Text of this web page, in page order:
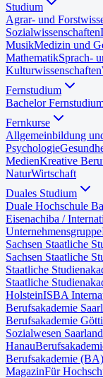
Studium
Agrar- und
Sozialwissenschaften
MusikMedizin und
MathematikSprach-
Kulturwissenschaften
Fernstudium
Bachelor
Fernkurse
Allgemeinbildung
Psychologie
MedienKreative
NaturWirtschaft
Duales Studium
Duale Hochschule
Eisenachiba /
Unternehmensgruppe
Sachsen Staatliche
Sachsen Staatliche
Staatliche
Staatliche
HolsteinISBA
Berufsakademie
Berufsakademie
Sozialwesen Saarland
Hanau
Berufsakademie
MagazinFür